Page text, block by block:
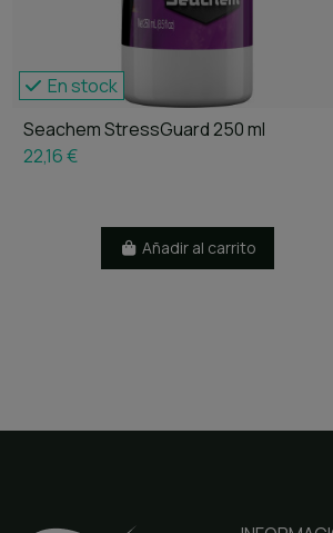
En stock
Seachem StressGuard 250 ml
22,16 €
Añadir al carrito